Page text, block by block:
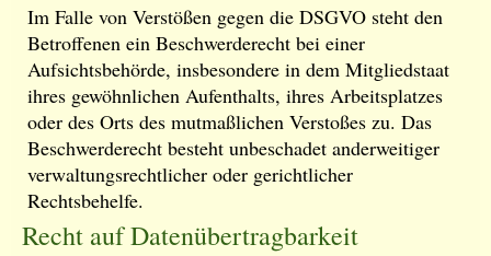
Im Falle von Verstößen gegen die DSGVO steht den
Betroffenen ein Beschwerderecht bei einer
Aufsichtsbehörde, insbesondere in dem Mitgliedstaat
ihres gewöhnlichen Aufenthalts, ihres Arbeitsplatzes
oder des Orts des mutmaßlichen Verstoßes zu. Das
Beschwerderecht besteht unbeschadet anderweitiger
verwaltungsrechtlicher oder gerichtlicher
Rechtsbehelfe.
Recht auf Datenübertragbarkeit